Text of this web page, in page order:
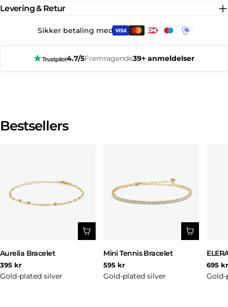
Levering & Retur
Sikker betaling med:
4.7/5Fremragende39+ anmeldelser
Bestsellers
Aurelia Bracelet
Regular
price
395 kr
Gold-plated silver
Mini Tennis Bracelet
Regular
price
595 kr
Gold-plated silver
price
695